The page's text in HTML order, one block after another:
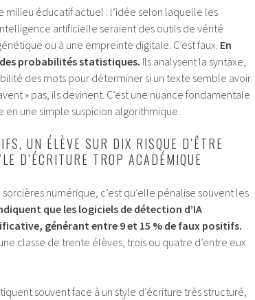
milieu éducatif actuel : l’idée selon laquelle les
artificielle seraient des outils de vérité
ou à une empreinte digitale. C’est faux. En
probabilités statistiques. Ils analysent la syntaxe,
des mots pour déterminer si un texte semble avoir
» pas, ils devinent. C’est une nuance fondamentale
une simple suspicion algorithmique.
UN ÉLÈVE SUR DIX RISQUE D’ÊTRE
D’ÉCRITURE TROP ACADÉMIQUE
numérique, c’est qu’elle pénalise souvent les
que les logiciels de détection d’IA
générant entre 9 et 15 % de faux positifs.
classe de trente élèves, trois ou quatre d’entre eux
souvent face à un style d’écriture très structuré,